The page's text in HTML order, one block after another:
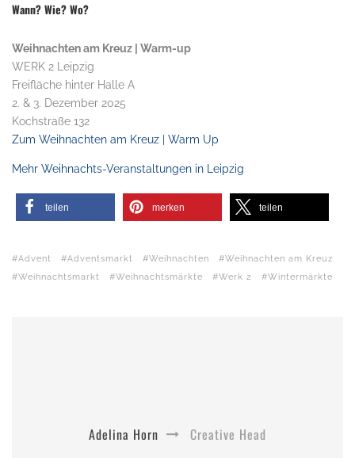
Wann? Wie? Wo?
Weihnachten am Kreuz | Warm-up
WERK 2 Leipzig
Freifläche hinter Halle A
2. & 3. Dezember 2025
Kochstraße 132
Zum Weihnachten am Kreuz | Warm Up
Mehr Weihnachts-Veranstaltungen in Leipzig
teilen merken teilen
Advent Adventsmarkt Weihnachten
Weihnachten am Kreuz
Weihnachtsmarkt
Weihnachtsmärkte Werk 2 Wintermärkte
Adelina Horn Creative Head